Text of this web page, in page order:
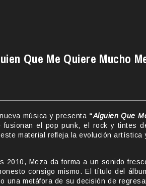
Que Me Quiere Mucho
música y presenta “Alguien Que
fusionan el pop punk, el rock y tintes
material refleja la evolución artística
2010, Meza da forma a un sonido
consigo mismo. El título del
una metáfora de su decisión de